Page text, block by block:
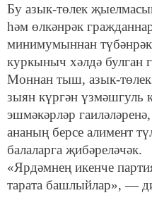
Бу азык-төлек
һәм өлкәнрәк
минимумыннан түбәнрәк
куркыныч хәлдә булган
Моннан тыш, азык-
зыян күргән үзмәшгуль
эшмәкәрләр
ананың берсе алимент
балаларга җибәреләчәк.
«Ярдәмнең икенче
тарата башлыйлар», —